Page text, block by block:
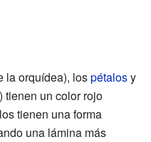
la orquídea), lospétalosy
tienen un color rojo
tienen una forma
una lámina más